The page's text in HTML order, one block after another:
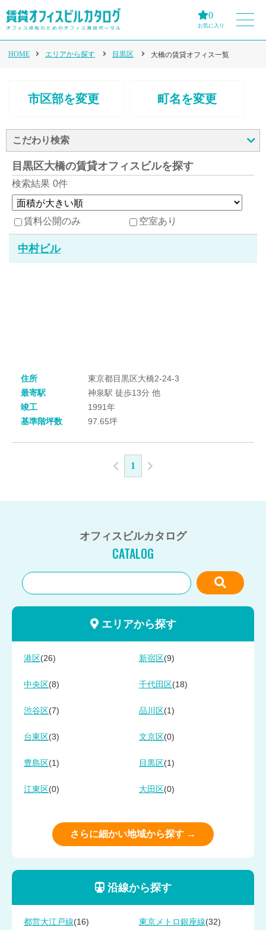
0
お気に入り
HOME エリアから探す 目黒区 大橋の賃貸オフィス一覧
市区部を変更 町名を変更
こだわり検索
目黒区大橋の賃貸オフィスビルを探す
検索結果 0件
賃料公開のみ 空室あり
中村ビル
住所
東京都目黒区大橋2-24-3
最寄駅
神泉駅 徒歩13分 他
竣工
1991年
基準階坪数
97.65坪
1
オフィスビルカタログ
CATALOG
エリアから探す
港区 (26) 新宿区 (9)
中央区 (8) 千代田区 (18)
渋谷区 (7) 品川区 (1)
台東区 (3) 文京区 (0)
豊島区 (1) 目黒区 (1)
江東区 (0) 大田区 (0)
さらに細かい地域から探す →
沿線から探す
都営大江戸線(16) 東京メトロ銀座線(32)